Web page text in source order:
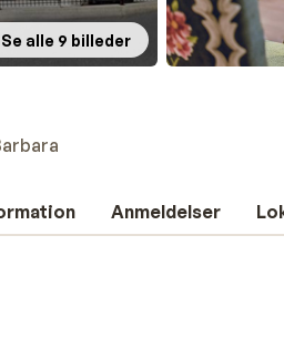
Se alle 9 billeder
Anmeldelser